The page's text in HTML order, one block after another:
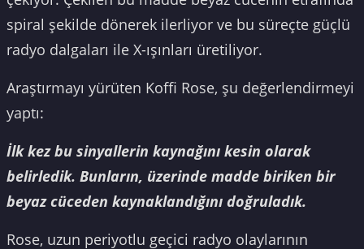
spiral şekilde dönerek ilerliyor ve bu süreçte güçlü
radyo dalgaları ile X-ışınları üretiliyor.
Araştırmayı yürüten Koffi Rose, şu değerlendirmeyi
yaptı:
İlk kez bu sinyallerin kaynağını kesin olarak
belirledik. Bunların, üzerinde madde biriken bir
beyaz cüceden kaynaklandığını doğruladık.
Rose, uzun periyotlu geçici radyo olaylarının